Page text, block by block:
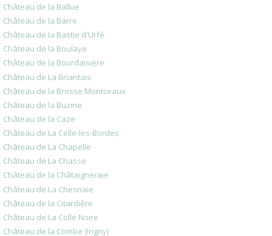
Château de la Ballue
Château de la Barre
Château de la Bastie d'Urfé
Château de la Boulaye
Château de la Bourdaisière
Château de La Briantais
Château de la Brosse Montceaux
Château de la Buzine
Château de la Caze
Château de La Celle-les-Bordes
Château de La Chapelle
Château de La Chasse
Château de la Châtaigneraie
Château de La Chesnaie
Château de la Citardière
Château de La Colle Noire
Château de la Combe (Irigny)